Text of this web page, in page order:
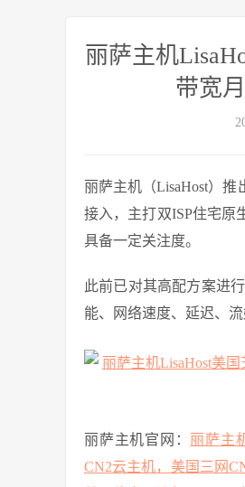
丽萨主机
带宽
丽萨主机（LisaHost）
接入，主打双ISP住宅原
具备一定关注度。
此前已对其高配方案进
能、网络速度、延迟、
丽萨主机官网： 丽萨主
CN2云主机，美国三网